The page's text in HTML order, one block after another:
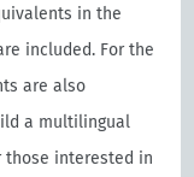
in the
included. For the
are also
a multilingual
those interested in